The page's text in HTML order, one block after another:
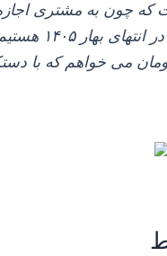
که چون به مشتری
می‌ خواهم که با